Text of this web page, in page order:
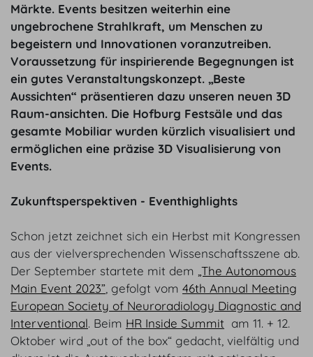
Märkte. Events besitzen weiterhin eine
ungebrochene Strahlkraft, um Menschen zu
begeistern und Innovationen voranzutreiben.
Voraussetzung für inspirierende Begegnungen ist
ein gutes Veranstaltungskonzept. „Beste
Aussichten“ präsentieren dazu unseren neuen 3D
Raum-ansichten. Die Hofburg Festsäle und das
gesamte Mobiliar wurden kürzlich visualisiert und
ermöglichen eine präzise 3D Visualisierung von
Events.
Zukunftsperspektiven - Eventhighlights
Schon jetzt zeichnet sich ein Herbst mit Kongressen
aus der vielversprechenden Wissenschaftsszene ab.
Der September startete mit dem „The Autonomous
Main Event 2023” , gefolgt vom 46th Annual Meeting
European Society of Neuroradiology Diagnostic and
Interventional. Beim HR Inside Summit am 11. + 12.
Oktober wird „out of the box“ gedacht, vielfältig und